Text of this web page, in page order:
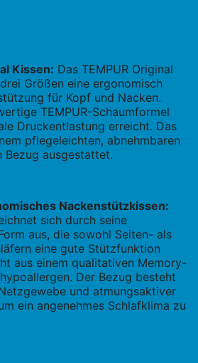
Kissen: Das TEMPUR Original
Größen eine ergonomisch
für Kopf und Nacken.
TEMPUR-Schaumformel
Druckentlastung erreicht. Das
pflegeleichten, abnehmbaren
Bezug ausgestattet.
Nackenstützkissen:
sich durch seine
aus, die sowohl Seiten- als
eine gute Stützfunktion
aus einem qualitativen Memory-
Der Bezug besteht
und atmungsaktiver
ein angenehmes Schlafklima zu